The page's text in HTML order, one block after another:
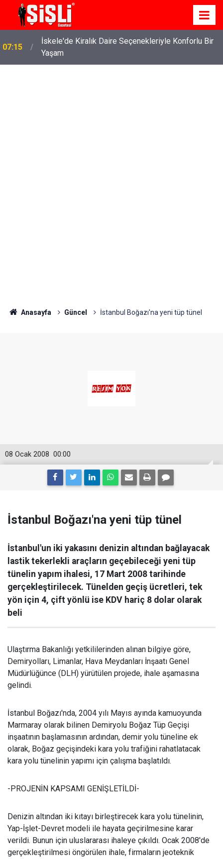
07:15
İskele'de Kiralık Daire Seçenekleriyle Konforlu Bir
Yaşam
Anasayfa Güncel İstanbul Boğazı'na yeni tüp tünel
00:00
08 Ocak 2008
İstanbul Boğazı'na yeni tüp tünel
İstanbul'un iki yakasını denizin altından bağlayacak
lastik tekerlekli araçların geçebileceği yeni tüp
tünelin yapım ihalesi, 17 Mart 2008 tarihinde
gerçekleştirilecek. Tünelden geçiş ücretleri, tek
yön için 4, çift yönlü ise KDV hariç 8 dolar olarak
beli
Ulaştırma Bakanlığı yetkililerinden alınan bilgiye göre,
Demiryolları, Limanlar, Hava Meydanları İnşaatı Genel
Müdürlüğünce (DLH) yürütülen projede, ihale aşamasına
gelindi.
İstanbul Boğazı'nda, 2004 yılı Mayıs ayında kamuoyunda
Marmaray olarak bilinen Demiryolu Boğaz Tüp Geçişi
inşaatının başlamasının ardından, demir yolu tüneline ek
olarak, Boğaz geçişindeki kara yolu trafiğini rahatlatacak
kara yolu tünelinin yapımı için çalışma başlatıldı.
-PROJENİN KAPSAMI GENİŞLETİLDİ-
Denizin altından iki kıtayı birleştirecek kara yolu tünelinin,
Yap-İşlet-Devret modeli ile hayata geçirilmesine karar
verildi. Bunun için uluslararası ihaleye çıkıldı. Ocak 2008'de
gerçekleştirilmesi öngörülen ihale, firmaların jeoteknik